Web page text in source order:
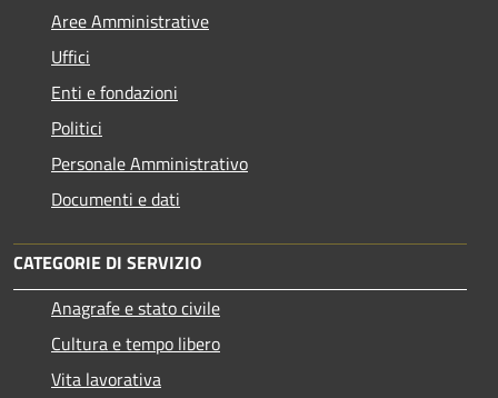
Aree Amministrative
Uffici
Enti e fondazioni
Politici
Personale Amministrativo
Documenti e dati
CATEGORIE DI SERVIZIO
Anagrafe e stato civile
Cultura e tempo libero
Vita lavorativa